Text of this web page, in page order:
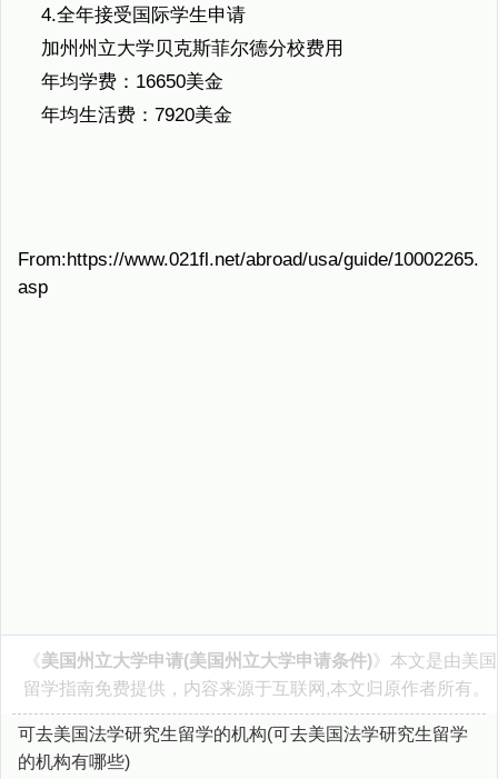
4.全年接受国际学生申请
加州州立大学贝克斯菲尔德分校费用
年均学费：16650美金
年均生活费：7920美金
From:https://www.021fl.net/abroad/usa/guide/10002265.
asp
《美国州立大学申请(美国州立大学申请条件)》本文是由美国
留学指南免费提供，内容来源于互联网,本文归原作者所有。
可去美国法学研究生留学的机构(可去美国法学研究生留学
的机构有哪些)